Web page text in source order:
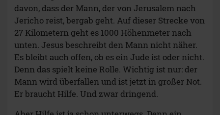
davon, dass der Mann, der von Jerusalem nach
Jericho reist, bergab geht. Auf dieser Strecke von
27 Kilometern geht es 1000 Höhenmeter nach
unten. Jesus beschreibt den Mann nicht näher.
Es bleibt auch offen, ob es ein Jude ist oder nicht.
Denn das spielt keine Rolle. Wichtig ist nur: der
Mann wird überfallen und ist jetzt in großer Not.
Er braucht Hilfe. Und zwar dringend.